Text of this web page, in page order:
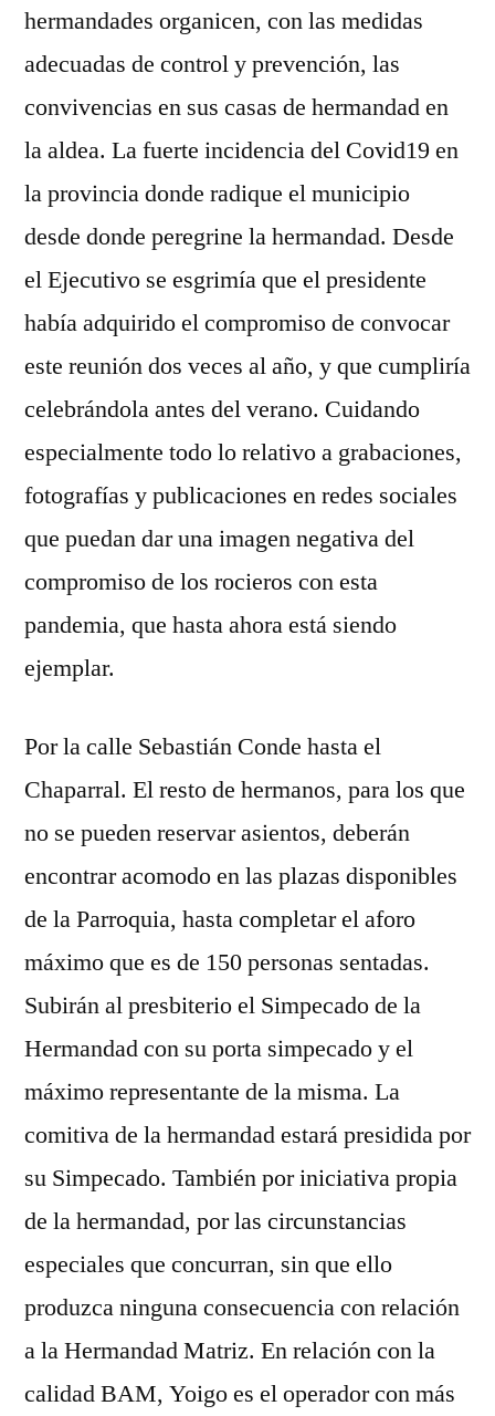
hermandades organicen, con las medidas
adecuadas de control y prevención, las
convivencias en sus casas de hermandad en
la aldea. La fuerte incidencia del Covid19 en
la provincia donde radique el municipio
desde donde peregrine la hermandad. Desde
el Ejecutivo se esgrimía que el presidente
había adquirido el compromiso de convocar
este reunión dos veces al año, y que cumpliría
celebrándola antes del verano. Cuidando
especialmente todo lo relativo a grabaciones,
fotografías y publicaciones en redes sociales
que puedan dar una imagen negativa del
compromiso de los rocieros con esta
pandemia, que hasta ahora está siendo
ejemplar.
Por la calle Sebastián Conde hasta el
Chaparral. El resto de hermanos, para los que
no se pueden reservar asientos, deberán
encontrar acomodo en las plazas disponibles
de la Parroquia, hasta completar el aforo
máximo que es de 150 personas sentadas.
Subirán al presbiterio el Simpecado de la
Hermandad con su porta simpecado y el
máximo representante de la misma. La
comitiva de la hermandad estará presidida por
su Simpecado. También por iniciativa propia
de la hermandad, por las circunstancias
especiales que concurran, sin que ello
produzca ninguna consecuencia con relación
a la Hermandad Matriz. En relación con la
calidad BAM, Yoigo es el operador con más